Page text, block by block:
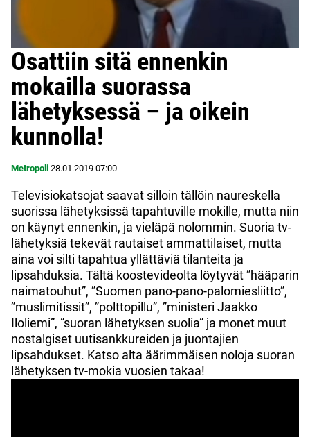
Osattiin sitä ennenkin
mokailla suorassa
lähetyksessä – ja oikein
kunnolla!
Metropoli 28.01.2019 07:00
Televisiokatsojat saavat silloin tällöin naureskella
suorissa lähetyksissä tapahtuville mokille, mutta niin
on käynyt ennenkin, ja vieläpä nolommin. Suoria tv-
lähetyksiä tekevät rautaiset ammattilaiset, mutta
aina voi silti tapahtua yllättäviä tilanteita ja
lipsahduksia. Tältä koostevideolta löytyvät ”hääparin
naimatouhut”, ”Suomen pano-pano-palomiesliitto”,
”muslimitissit”, ”polttopillu”, ”ministeri Jaakko
Iloliemi”, ”suoran lähetyksen suolia” ja monet muut
nostalgiset uutisankkureiden ja juontajien
lipsahdukset. Katso alta äärimmäisen noloja suoran
lähetyksen tv-mokia vuosien takaa!